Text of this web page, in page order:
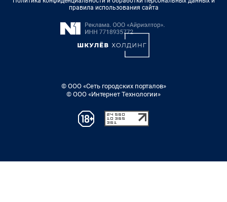
правила использования сайта
© ООО «Сеть городских порталов»
© ООО «Интернет Технологии»